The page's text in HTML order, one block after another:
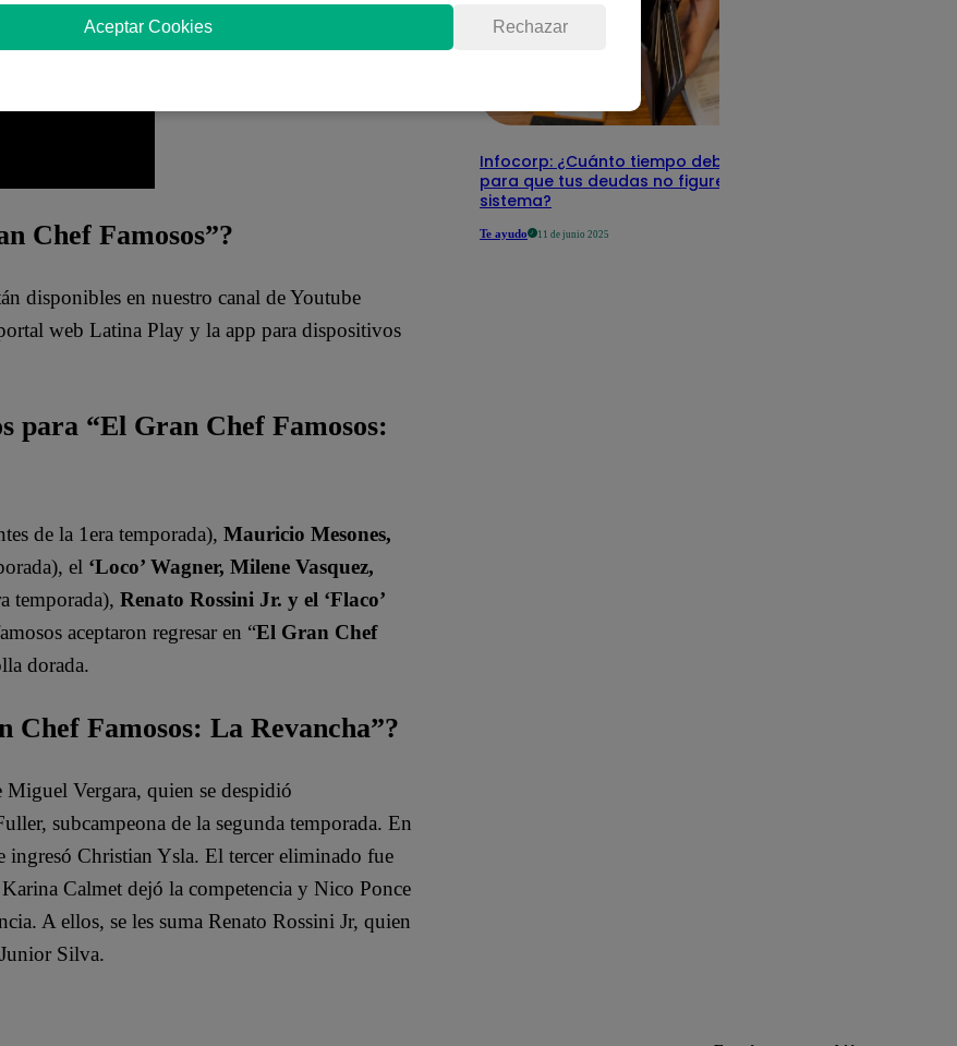
Chef Famosos”?
disponibles en nuestro canal de Youtube
web Latina Play y la app para dispositivos
para “El Gran Chef Famosos:
de la 1era temporada), Mauricio Mesones,
el ‘Loco’ Wagner, Milene Vasquez,
temporada), Renato Rossini Jr. y el ‘Flaco’
aceptaron regresar en “El Gran Chef
dorada.
Chef Famosos: La Revancha”?
Vergara, quien se despidió
subcampeona de la segunda temporada. En
ingresó Christian Ysla. El tercer eliminado fue
Calmet dejó la competencia y Nico Ponce
A ellos, se les suma Renato Rossini Jr, quien
Silva.
Infocorp: ¿Cuánto tiempo debe pasar
para que tus deudas no figuren en su
sistema?
Te ayudo 11 de junio 2025
Aceptar Cookies Rechazar